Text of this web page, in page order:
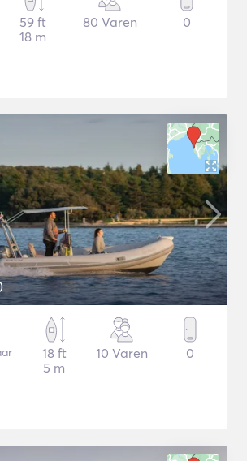
59 ft
18 m
80 Varen 0
18 ft
5 m
10 Varen 0